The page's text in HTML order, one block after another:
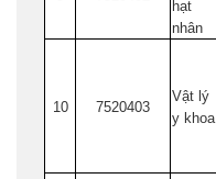
hạt
nhân
10 7520403
Vật lý
y khoa